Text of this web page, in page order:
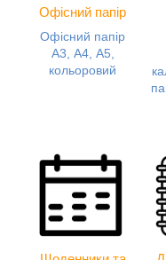
Офісний папір
Офісний папір
А3, А4, А5,
кольоровий